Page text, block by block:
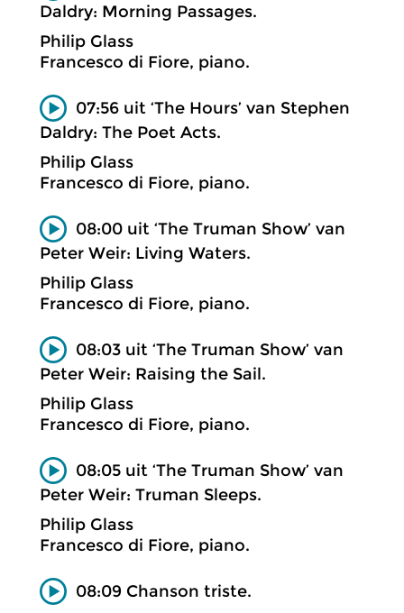
Daldry: Morning Passages.
Philip Glass
Francesco di Fiore, piano.
07:56 uit ‘The Hours’ van Stephen
Daldry: The Poet Acts.
Philip Glass
Francesco di Fiore, piano.
08:00 uit ‘The Truman Show’ van
Peter Weir: Living Waters.
Philip Glass
Francesco di Fiore, piano.
08:03 uit ‘The Truman Show’ van
Peter Weir: Raising the Sail.
Philip Glass
Francesco di Fiore, piano.
08:05 uit ‘The Truman Show’ van
Peter Weir: Truman Sleeps.
Philip Glass
Francesco di Fiore, piano.
08:09 Chanson triste.